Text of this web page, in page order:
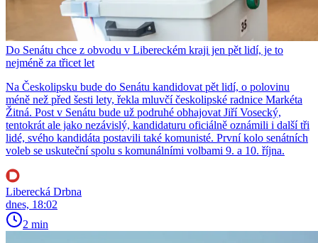
Do Senátu chce z obvodu v Libereckém kraji jen pět lidí, je to
nejméně za třicet let
Na Českolipsku bude do Senátu kandidovat pět lidí, o polovinu
méně než před šesti lety, řekla mluvčí českolipské radnice Markéta
Žitná. Post v Senátu bude už podruhé obhajovat Jiří Vosecký,
tentokrát ale jako nezávislý, kandidaturu oficiálně oznámili i další tři
lidé, svého kandidáta postavili také komunisté. První kolo senátních
voleb se uskuteční spolu s komunálními volbami 9. a 10. října.
Liberecká Drbna
dnes, 18:02
2 min